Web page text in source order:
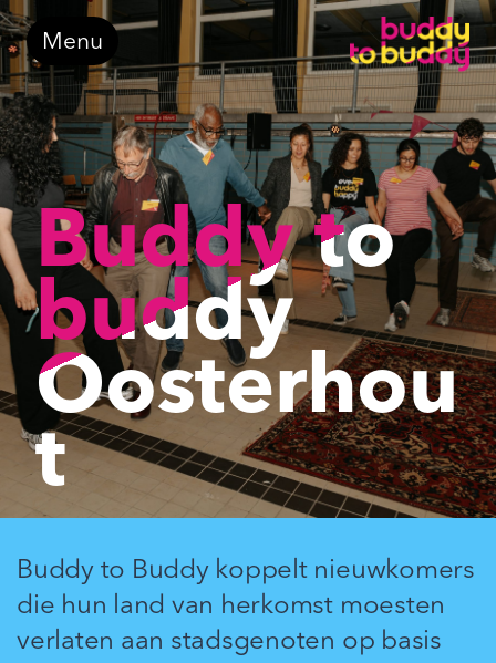
Doorgaan
naar
inhoud
Menu
Buddy to
buddy
Oosterhou
t
Buddy to Buddy koppelt nieuwkomers
die hun land van herkomst moesten
verlaten aan stadsgenoten op basis